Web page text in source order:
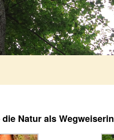
Natur als Wegweiserin